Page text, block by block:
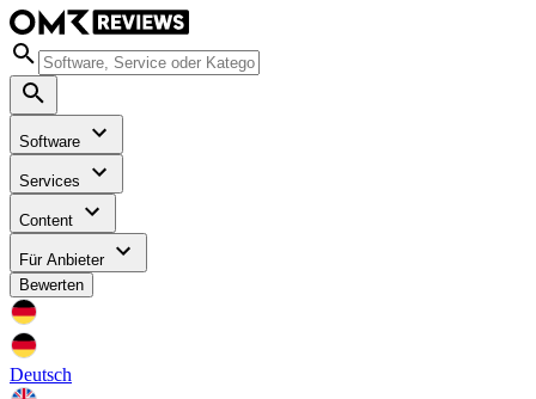
Software
Services
Content
Für Anbieter
Bewerten
Deutsch